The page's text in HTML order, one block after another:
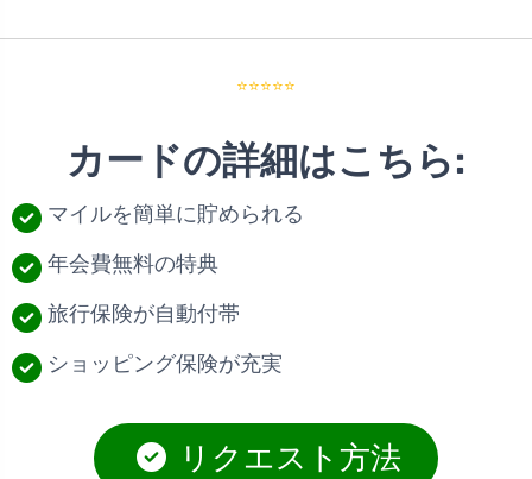
⭐⭐⭐⭐⭐
カードの詳細はこちら:
マイルを簡単に貯められる
年会費無料の特典
旅行保険が自動付帯
ショッピング保険が充実
リクエスト方法